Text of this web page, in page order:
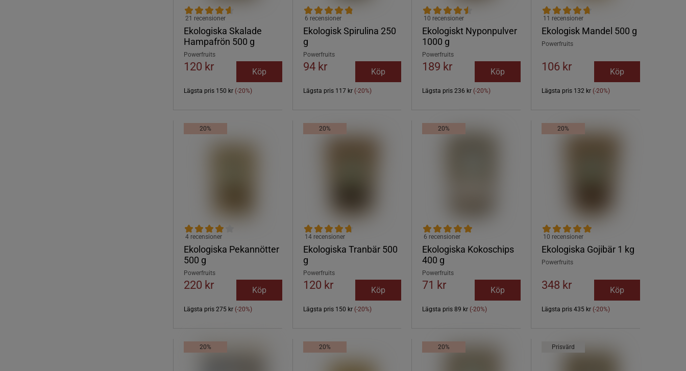
Ekologiska Skalade
Hampafrön 500 g
21 recensioner
Powerfruits
120 kr Köp
Lägsta pris 150 kr (-20%)
Ekologisk Spirulina 250
g
6 recensioner
Powerfruits
94 kr Köp
Lägsta pris 117 kr (-20%)
Ekologiskt Nyponpulver
1000 g
10 recensioner
Powerfruits
189 kr Köp
Lägsta pris 236 kr (-20%)
Ekologisk Mandel 500 g
11 recensioner
Powerfruits
106 kr Köp
Lägsta pris 132 kr (-20%)
20%
Ekologiska Pekannötter
500 g
4 recensioner
Powerfruits
220 kr Köp
Lägsta pris 275 kr (-20%)
20%
Ekologiska Tranbär 500
g
14 recensioner
Powerfruits
120 kr Köp
Lägsta pris 150 kr (-20%)
20%
Ekologiska Kokoschips
400 g
6 recensioner
Powerfruits
71 kr Köp
Lägsta pris 89 kr (-20%)
20%
Ekologiska Gojibär 1 kg
10 recensioner
Powerfruits
348 kr Köp
Lägsta pris 435 kr (-20%)
20% 20% 20% Prisvärd